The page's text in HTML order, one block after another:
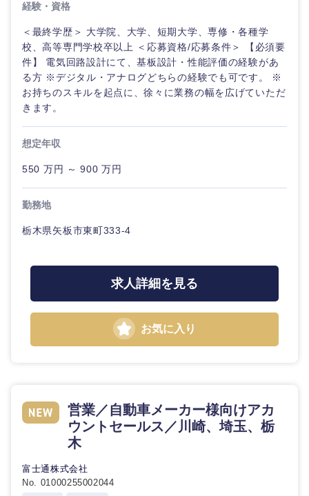
高知県
経験・資格
＜最終学歴＞ 大学院、大学、短期大学、専修・各種学
校、高等専門学校卒以上 ＜応募資格/応募条件＞ 【必須要
件】 電気回路設計にて、基板設計・性能評価の経験があ
る方 ※デジタル・アナログどちらの経験でも可です。 ※
お持ちのスキルを起点に、徐々に業務の幅を広げていただ
きます。
想定年収
550 万円 ～ 900 万円
勤務地
栃木県矢板市東町333-4
求人詳細を見る
お気に入り
営業／自動車メーカー様向けアカ
ウントセールス／川崎、埼玉、栃
木
富士通株式会社
No. 01000255002044